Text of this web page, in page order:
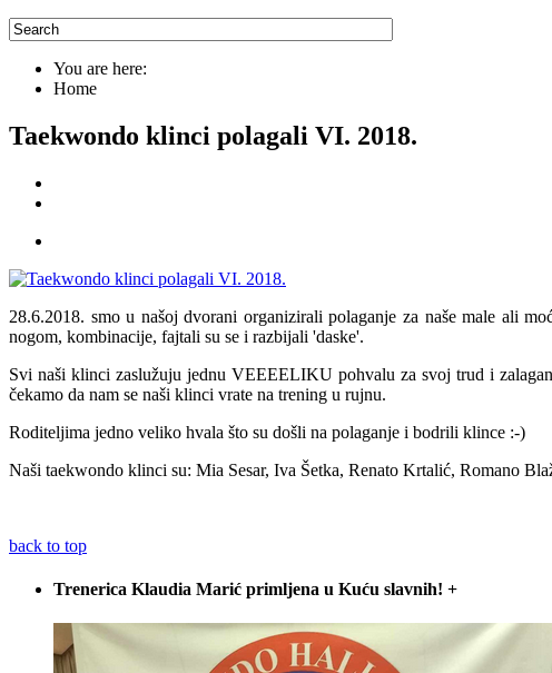
You are here:
Home
Taekwondo klinci polagali VI. 2018.
28.6.2018. smo u našoj dvorani organizirali polaganje za naše male ali
nogom, kombinacije, fajtali su se i razbijali 'daske'.
Svi naši klinci zaslužuju jednu VEEEELIKU pohvalu za svoj trud i
čekamo da nam se naši klinci vrate na trening u rujnu.
Roditeljima jedno veliko hvala što su došli na polaganje i bodrili klince :-)
Naši taekwondo klinci su: Mia Sesar, Iva Šetka, Renato Krtalić, Romano
back to top
Trenerica Klaudia Marić primljena u Kuću slavnih! +